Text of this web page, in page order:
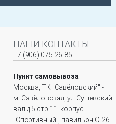
НАШИ КОНТАКТЫ
+7 (906) 075-26-85
Пункт самовывоза
Москва, ТК "Савёловский" -
м. Савёловская, ул.Сущевский
вал д.5 стр.11, корпус
"Спортивный", павильон О-26.